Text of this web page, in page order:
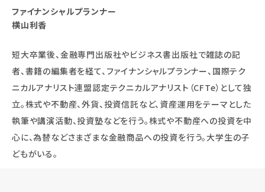
ファイナンシャルプランナー
横山利香
短大卒業後、金融専門出版社やビジネス書出版社で雑誌の記
者、書籍の編集者を経て、ファイナンシャルプランナー、国際テク
ニカルアナリスト連盟認定テクニカルアナリスト（CFTe）として独
立。株式や不動産、外貨、投資信託など、資産運用をテーマとした
執筆や講演活動、投資塾などを行う。株式や不動産への投資を中
心に、為替などさまざまな金融商品への投資を行う。大学生の子
どもがいる。